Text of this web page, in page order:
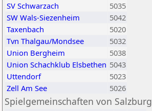
SV Schwarzach
5035
SW Wals-Siezenheim
5042
Taxenbach
5020
Tvn Thalgau/Mondsee
5032
Union Bergheim
5038
Union Schachklub Elsbethen 5043
Uttendorf
5023
Zell Am See
5026
Spielgemeinschaften von Salzburg